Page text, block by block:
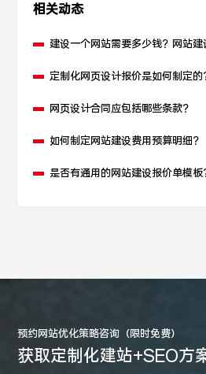
相关动态
建设一个网站需要多少钱？网站
定制化网页设计报价是如何制定的
网页设计合同应包括哪些条款？
如何制定网站建设费用预算明细？
是否有通用的网站建设报价单模板
预约网站优化策略咨询（限时免费）
获取定制化建站+SEO方